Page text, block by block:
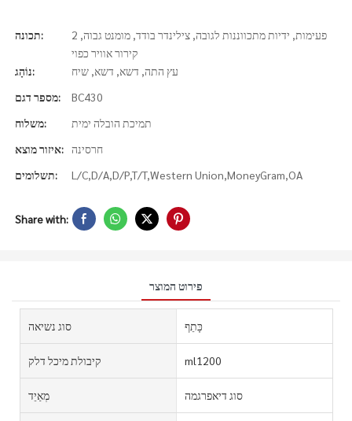
תכונה:
2 פעימות, ידיות מתכווננות לגובה, צילינדר בודד, מומנט גבוה,
קירור אוויר כפוי
נוֹהָג:
עץ התה, דשא, דשא, שיח
מספר דגם:
BC430
משלוח:
תמיכת הובלה ימית
איזור מוצא: חרסינה
תשלומים:
L/C,D/A,D/P,T/T,Western Union,MoneyGram,OA
Share with:
פירוט המוצר
סוג נשיאה כָּתֵף
קיבולת מיכל דלק ml1200
מְאַיֵד סוג דיאפרגמה